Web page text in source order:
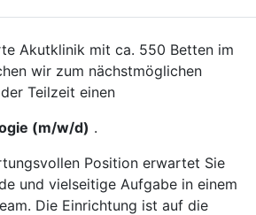
Akutklinik mit ca. 550 Betten im
wir zum nächstmöglichen
Teilzeit einen
(m/w/d) .
Position erwartet Sie
und vielseitige Aufgabe in einem
Die Einrichtung ist auf die